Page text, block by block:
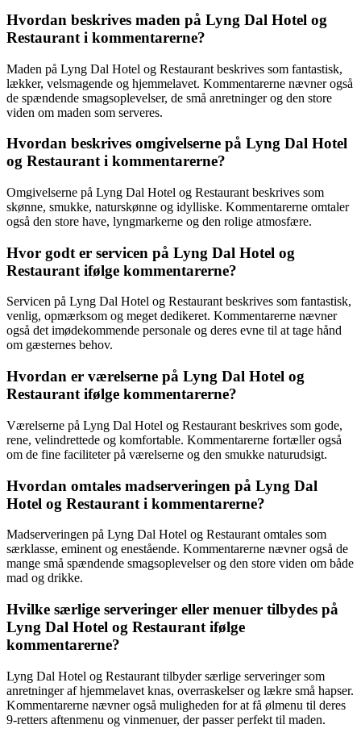
Hvordan beskrives maden på Lyng Dal Hotel og
Restaurant i kommentarerne?
Maden på Lyng Dal Hotel og Restaurant beskrives som fantastisk,
lækker, velsmagende og hjemmelavet. Kommentarerne nævner også
de spændende smagsoplevelser, de små anretninger og den store
viden om maden som serveres.
Hvordan beskrives omgivelserne på Lyng Dal Hotel
og Restaurant i kommentarerne?
Omgivelserne på Lyng Dal Hotel og Restaurant beskrives som
skønne, smukke, naturskønne og idylliske. Kommentarerne omtaler
også den store have, lyngmarkerne og den rolige atmosfære.
Hvor godt er servicen på Lyng Dal Hotel og
Restaurant ifølge kommentarerne?
Servicen på Lyng Dal Hotel og Restaurant beskrives som fantastisk,
venlig, opmærksom og meget dedikeret. Kommentarerne nævner
også det imødekommende personale og deres evne til at tage hånd
om gæsternes behov.
Hvordan er værelserne på Lyng Dal Hotel og
Restaurant ifølge kommentarerne?
Værelserne på Lyng Dal Hotel og Restaurant beskrives som gode,
rene, velindrettede og komfortable. Kommentarerne fortæller også
om de fine faciliteter på værelserne og den smukke naturudsigt.
Hvordan omtales madserveringen på Lyng Dal
Hotel og Restaurant i kommentarerne?
Madserveringen på Lyng Dal Hotel og Restaurant omtales som
særklasse, eminent og enestående. Kommentarerne nævner også de
mange små spændende smagsoplevelser og den store viden om både
mad og drikke.
Hvilke særlige serveringer eller menuer tilbydes på
Lyng Dal Hotel og Restaurant ifølge
kommentarerne?
Lyng Dal Hotel og Restaurant tilbyder særlige serveringer som
anretninger af hjemmelavet knas, overraskelser og lækre små hapser.
Kommentarerne nævner også muligheden for at få ølmenu til deres
9-retters aftenmenu og vinmenuer, der passer perfekt til maden.